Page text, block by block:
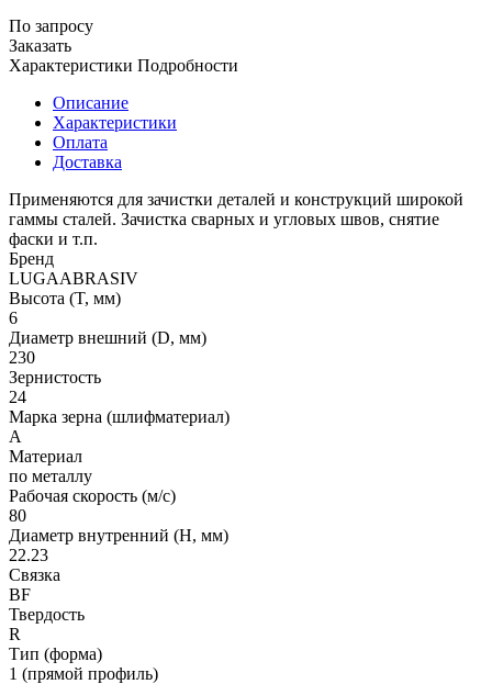
По запросу
Заказать
Характеристики Подробности
Описание
Характеристики
Оплата
Доставка
Применяются для зачистки деталей и конструкций широкой
гаммы сталей. Зачистка сварных и угловых швов, снятие
фаски и т.п.
Бренд
LUGAABRASIV
Высота (T, мм)
6
Диаметр внешний (D, мм)
230
Зернистость
24
Марка зерна (шлифматериал)
A
Материал
по металлу
Рабочая скорость (м/с)
80
Диаметр внутренний (H, мм)
22.23
Связка
BF
Твердость
R
Тип (форма)
1 (прямой профиль)